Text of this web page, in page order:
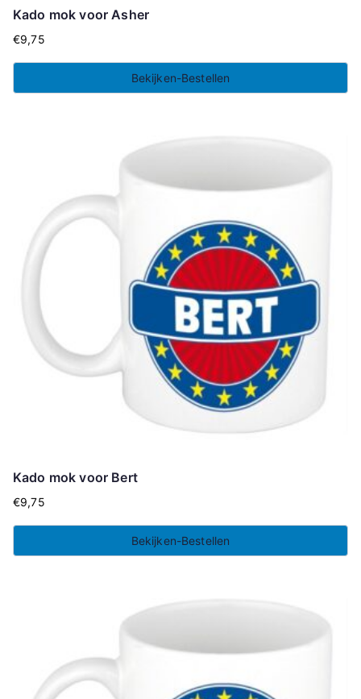
Kado mok voor Asher
€9,75
Bekijken-Bestellen
Kado mok voor Bert
€9,75
Bekijken-Bestellen